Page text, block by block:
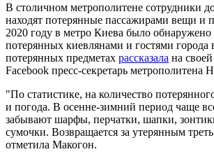
В столичном метрополитене сотрудники
находят потерянные пассажирами вещи и
2020 году в метро Киева было обнаружено
потерянных киевлянами и гостями
потерянных предметах рассказала на
Facebook пресс-секретарь метрополитена
"По статистике, на количество
и погода. В осенне-зимний период чаще
забывают шарфы, перчатки, шапки,
сумочки. Возвращается за утерянным
отметила Макогон.